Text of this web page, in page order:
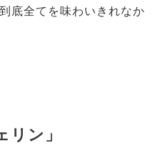
底全てを味わいきれなか
リン」